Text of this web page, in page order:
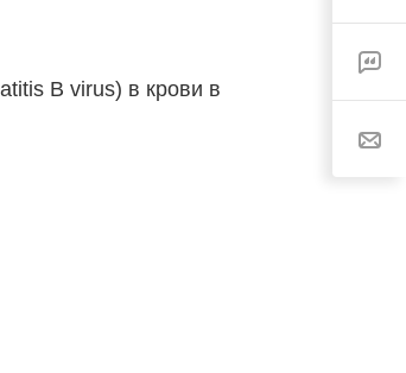
В virus) в крови в